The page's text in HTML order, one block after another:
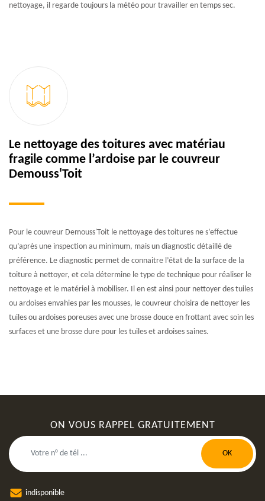
nettoyage, il regarde toujours la météo pour travailler en temps sec.
Le nettoyage des toitures avec matériau
fragile comme l’ardoise par le couvreur
Demouss'Toit
Pour le couvreur Demouss'Toit le nettoyage des toitures ne s’effectue
qu’après une inspection au minimum, mais un diagnostic détaillé de
préférence. Le diagnostic permet de connaitre l’état de la surface de la
toiture à nettoyer, et cela détermine le type de technique pour réaliser le
nettoyage et le matériel à mobiliser. Il en est ainsi pour nettoyer des tuiles
ou ardoises envahies par les mousses, le couvreur choisira de nettoyer les
tuiles ou ardoises poreuses avec une brosse douce en frottant avec soin les
surfaces et une brosse dure pour les tuiles et ardoises saines.
ON VOUS RAPPEL GRATUITEMENT
indisponible